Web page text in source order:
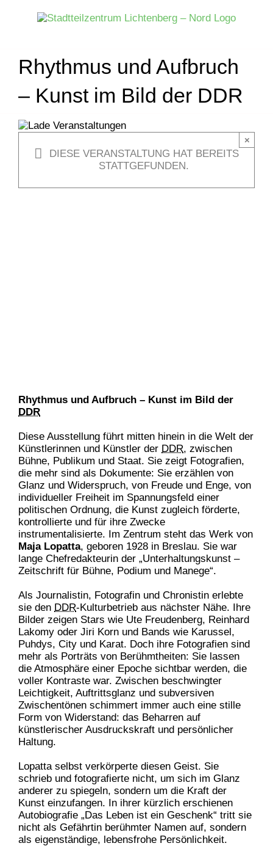
Rhythmus und Aufbruch
– Kunst im Bild der DDR
DIESE VERANSTALTUNG HAT BEREITS
STATTGEFUNDEN.
×
Rhythmus und Aufbruch – Kunst im Bild der
DDR
Diese Ausstellung führt mitten hinein in die Welt der
Künstlerinnen und Künstler der DDR, zwischen
Bühne, Publikum und Staat. Sie zeigt Fotografien,
die mehr sind als Dokumente: Sie erzählen von
Glanz und Widerspruch, von Freude und Enge, von
individueller Freiheit im Spannungsfeld einer
politischen Ordnung, die Kunst zugleich förderte,
kontrollierte und für ihre Zwecke
instrumentalisierte. Im Zentrum steht das Werk von
Maja Lopatta, geboren 1928 in Breslau. Sie war
lange Chefredakteurin der „Unterhaltungskunst –
Zeitschrift für Bühne, Podium und Manege“.
Als Journalistin, Fotografin und Chronistin erlebte
sie den DDR-Kulturbetrieb aus nächster Nähe. Ihre
Bilder zeigen Stars wie Ute Freudenberg, Reinhard
Lakomy oder Jiri Korn und Bands wie Karussel,
Puhdys, City und Karat. Doch ihre Fotografien sind
mehr als Porträts von Berühmtheiten: Sie lassen
die Atmosphäre einer Epoche sichtbar werden, die
voller Kontraste war. Zwischen beschwingter
Leichtigkeit, Auftrittsglanz und subversiven
Zwischentönen schimmert immer auch eine stille
Form von Widerstand: das Beharren auf
künstlerischer Ausdruckskraft und persönlicher
Haltung.
Lopatta selbst verkörperte diesen Geist. Sie
schrieb und fotografierte nicht, um sich im Glanz
anderer zu spiegeln, sondern um die Kraft der
Kunst einzufangen. In ihrer kürzlich erschienen
Autobiografie „Das Leben ist ein Geschenk“ tritt sie
nicht als Gefährtin berühmter Namen auf, sondern
als eigenständige, lebensfrohe Persönlichkeit.